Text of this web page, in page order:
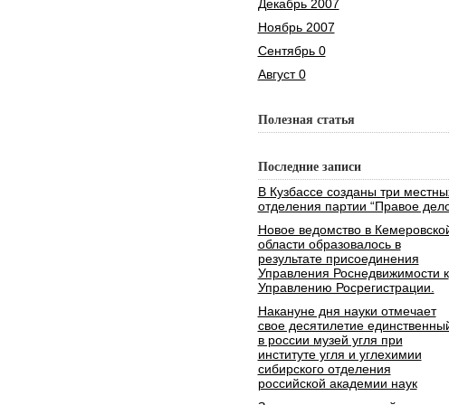
Декабрь 2007
Ноябрь 2007
Сентябрь 0
Август 0
Полезная статья
Последние записи
В Кузбассе созданы три
отделения партии “Правое
Новое ведомство в
области образовалось в
результате присоединения
Управления Роснедвижимости к
Управлению Росрегистрации.
Накануне дня науки отмечает
свое десятилетие
в россии музей угля при
институте угля и углехимии
сибирского отделения
российской академии наук